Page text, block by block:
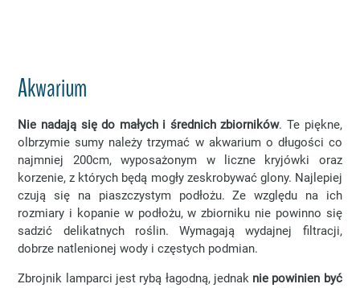
Akwarium
Nie nadają się do małych i średnich zbiorników. Te piękne,
olbrzymie sumy należy trzymać w akwarium o długości co
najmniej 200cm, wyposażonym w liczne kryjówki oraz
korzenie, z których będą mogły zeskrobywać glony. Najlepiej
czują się na piaszczystym podłożu. Ze względu na ich
rozmiary i kopanie w podłożu, w zbiorniku nie powinno się
sadzić delikatnych roślin. Wymagają wydajnej filtracji,
dobrze natlenionej wody i częstych podmian.
Zbrojnik lamparci jest rybą łagodną, jednak nie powinien być